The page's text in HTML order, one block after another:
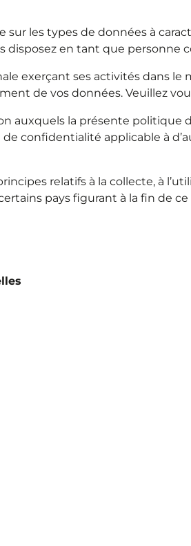
les types de données à
disposez en tant que personne
exerçant ses activités dans
de vos données. Veuillez
auxquels la présente
confidentialité applicable à
relatifs à la collecte, à
pays figurant à la fin de